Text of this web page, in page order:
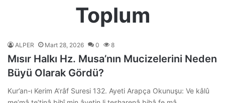
Toplum
ALPER Mart 28, 2026 0 8
Mısır Halkı Hz. Musa’nın Mucizelerini Neden
Büyü Olarak Gördü?
Kur’an-ı Kerim A’râf Suresi 132. Ayeti Arapça Okunuşu: Ve kâlû